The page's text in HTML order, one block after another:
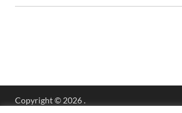
Copyright © 2026.